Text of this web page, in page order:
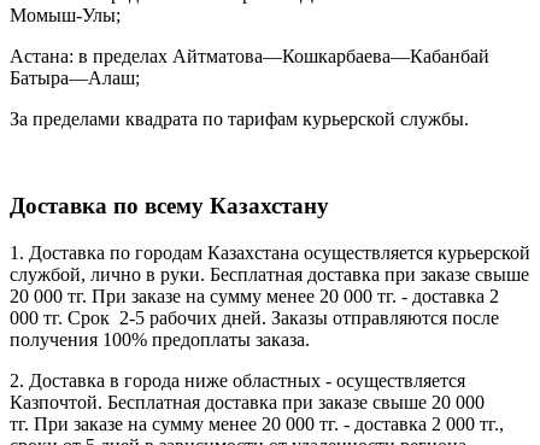
Момыш-Улы;
Астана: в пределах Айтматова—Кошкарбаева—Кабанбай
Батыра—Алаш;
За пределами квадрата по тарифам курьерской службы.
Доставка по всему Казахстану
1. Доставка по городам Казахстана осуществляется курьерской
службой, лично в руки. Бесплатная доставка при заказе свыше
20 000 тг. При заказе на сумму менее 20 000 тг. - доставка 2
000 тг. Cрок 2-5 рабочих дней. Заказы отправляются после
получения 100% предоплаты заказа.
2. Доставка в города ниже областных - осуществляется
Казпочтой. Бесплатная доставка при заказе свыше 20 000
тг. При заказе на сумму менее 20 000 тг. - доставка 2 000 тг.,